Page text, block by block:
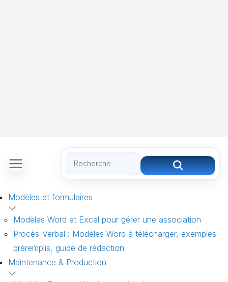
Modèles et formulaires
Modèles Word et Excel pour gérer une association
Procès-Verbal : Modèles Word à télécharger, exemples
préremplis, guide de rédaction
Maintenance & Production